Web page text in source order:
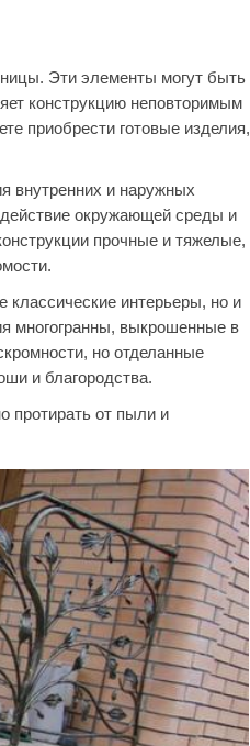
Эти элементы могут быть
конструкцию неповторимым
приобрести готовые изделия,
внутренних и наружных
окружающей среды и
прочные и тяжелые,
интерьеры, но и
многогранны, выкрошенные в
но отделанные
и благородства.
протирать от пыли и